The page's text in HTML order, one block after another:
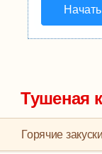
Тушеная
Горячие